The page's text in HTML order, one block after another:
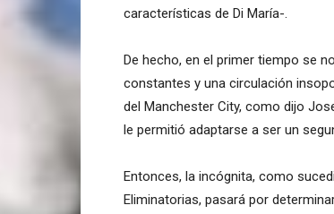
características de Di María-.
De hecho, en el primer tiempo se
constantes y una circulación
del Manchester City, como dijo
le permitió adaptarse a ser un
Entonces, la incógnita, como
Eliminatorias, pasará por